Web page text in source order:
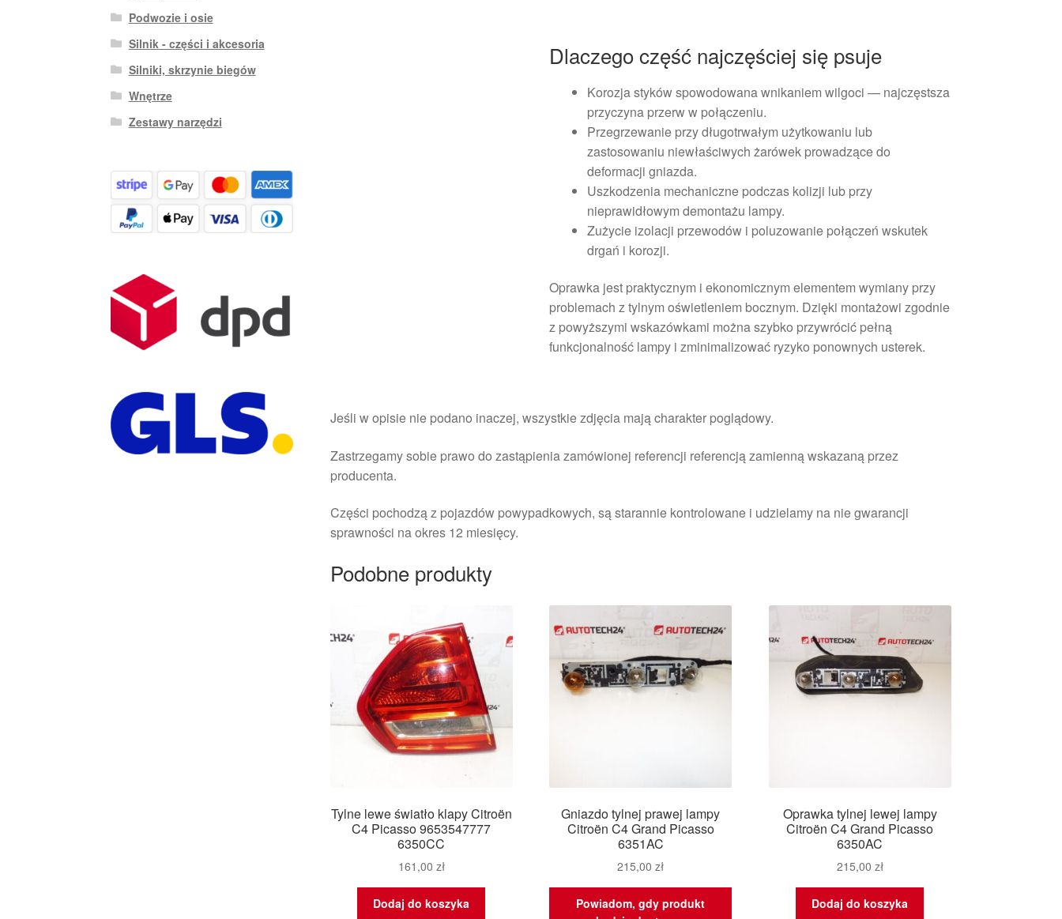
Dlaczego część najczęściej się psuje
Korozja styków spowodowana wnikaniem wilgoci — najczęstsza
przyczyna przerw w połączeniu.
Przegrzewanie przy długotrwałym użytkowaniu lub
zastosowaniu niewłaściwych żarówek prowadzące do
deformacji gniazda.
Uszkodzenia mechaniczne podczas kolizji lub przy
nieprawidłowym demontażu lampy.
Zużycie izolacji przewodów i poluzowanie połączeń wskutek
drgań i korozji.
Oprawka jest praktycznym i ekonomicznym elementem wymiany przy
problemach z tylnym oświetleniem bocznym. Dzięki montażowi zgodnie
z powyższymi wskazówkami można szybko przywrócić pełną
funkcjonalność lampy i zminimalizować ryzyko ponownych usterek.
Jeśli w opisie nie podano inaczej, wszystkie zdjęcia mają charakter poglądowy.
Zastrzegamy sobie prawo do zastąpienia zamówionej referencji referencją zamienną wskazaną przez
producenta.
Części pochodzą z pojazdów powypadkowych, są starannie kontrolowane i udzielamy na nie gwarancji
sprawności na okres 12 miesięcy.
Podobne produkty
Tylne lewe światło klapy Citroën
C4 Picasso 9653547777
6350CC
161,00 zł
Dodaj do koszyka
Gniazdo tylnej prawej lampy
Citroën C4 Grand Picasso
6351AC
215,00zł
Powiadom, gdy produkt
Oprawka tylnej lewej lampy
Citroën C4 Grand Picasso
6350AC
215,00 zł
Dodaj do koszyka
Podwozie i osie
Silnik - części i akcesoria
Silniki, skrzynie biegów
Wnętrze
Zestawy narzędzi